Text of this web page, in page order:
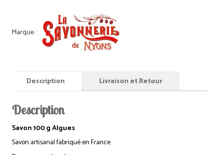
Description Livraison et Retour
Description
Savon 100 g Algues
Savon artisanal fabriqué en France